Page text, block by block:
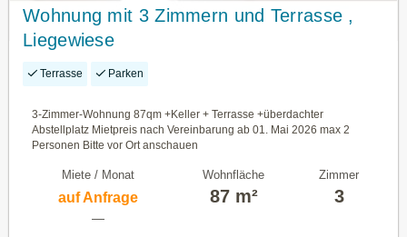
Wohnung mit 3 Zimmern und Terrasse ,
Liegewiese
Terrasse Parken
3-Zimmer-Wohnung 87qm +Keller + Terrasse +überdachter
Abstellplatz Mietpreis nach Vereinbarung ab 01. Mai 2026 max 2
Personen Bitte vor Ort anschauen
Miete / Monat
auf Anfrage
—
Wohnfläche
87 m²
Zimmer
3